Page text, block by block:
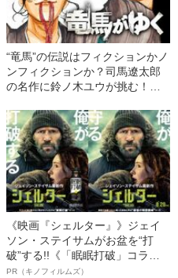
“竜馬”の伝説はフィクションかノ
ンフィクションか？司馬遼太郎
の名作に鈴ノ木ユウが挑む！
《映画『シェルター』》ジェイ
ソン・ステイサムがお盆を“打
破”する!!《「眠眠打破」コラ
ボ》
PR（キノフィルムズ）